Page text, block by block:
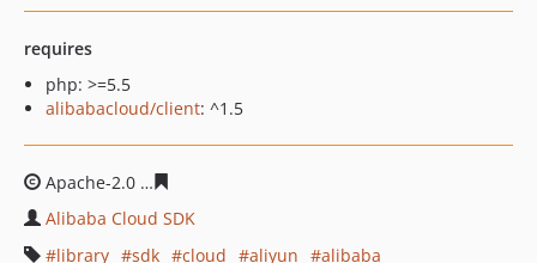
requires
php: >=5.5
alibabacloud/client: ^1.5
Apache-2.0
Alibaba Cloud SDK
library
sdk cloud aliyun
alibaba